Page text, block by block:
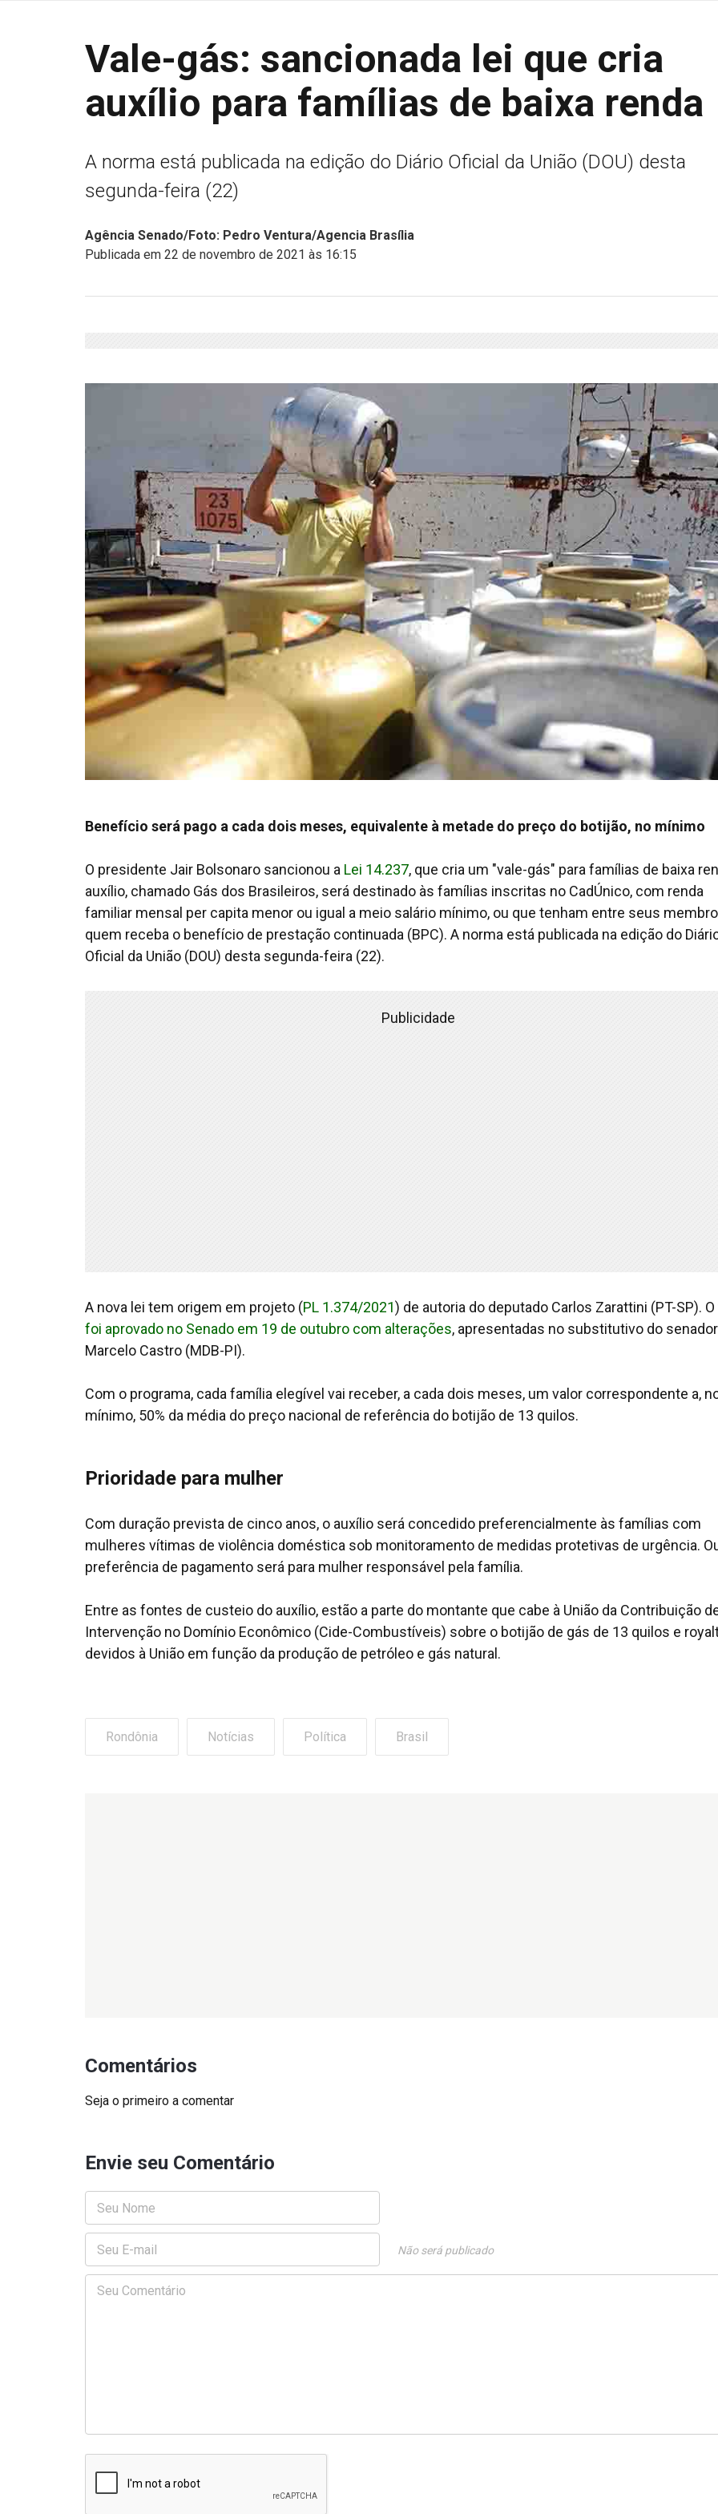
Vale-gás: sancionada lei que cria
auxílio para famílias de baixa renda
A norma está publicada na edição do Diário Oficial da União (DOU) desta
segunda-feira (22)
Agência Senado/Foto: Pedro Ventura/Agencia Brasília
Publicada em 22 de novembro de 2021 às 16:15
Benefício será pago a cada dois meses, equivalente à metade do preço do botijão, no mínimo
O presidente Jair Bolsonaro sancionou a Lei 14.237, que cria um "vale-gás" para famílias de baixa
auxílio, chamado Gás dos Brasileiros, será destinado às famílias inscritas no CadÚnico, com renda
familiar mensal per capita menor ou igual a meio salário mínimo, ou que tenham entre seus
quem receba o benefício de prestação continuada (BPC). A norma está publicada na edição do
Oficial da União (DOU) desta segunda-feira (22).
Publicidade
A nova lei tem origem em projeto (PL 1.374/2021) de autoria do deputado Carlos Zarattini (PT-SP).
foi aprovado no Senado em 19 de outubro com alterações, apresentadas no substitutivo do senador
Marcelo Castro (MDB-PI).
Com o programa, cada família elegível vai receber, a cada dois meses, um valor correspondente a,
mínimo, 50% da média do preço nacional de referência do botijão de 13 quilos.
Prioridade para mulher
Com duração prevista de cinco anos, o auxílio será concedido preferencialmente às famílias com
mulheres vítimas de violência doméstica sob monitoramento de medidas protetivas de urgência.
preferência de pagamento será para mulher responsável pela família.
Entre as fontes de custeio do auxílio, estão a parte do montante que cabe à União da Contribuição
Intervenção no Domínio Econômico (Cide-Combustíveis) sobre o botijão de gás de 13 quilos e
devidos à União em função da produção de petróleo e gás natural.
Rondônia Notícias Política Brasil
Comentários
Seja o primeiro a comentar
Envie seu Comentário
Não será publicado